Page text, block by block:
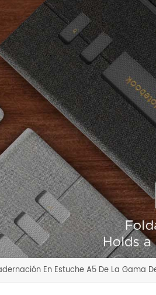
En Estuche A5 De La Gama